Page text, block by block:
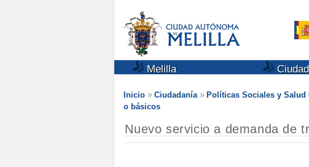
Melilla
Inicio Ciudadanía Políticas Sociales y Salud
o básicos
Nuevo servicio a demanda de